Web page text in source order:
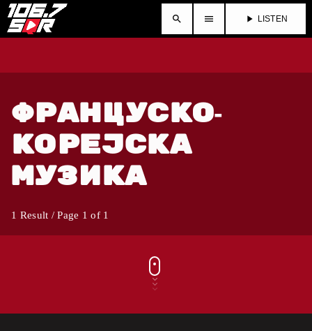
search menu play_arrow LISTEN
ФРАНЦУСКО-
КОРЕЈСКА
МУЗИКА
1 Result / Page 1 of 1